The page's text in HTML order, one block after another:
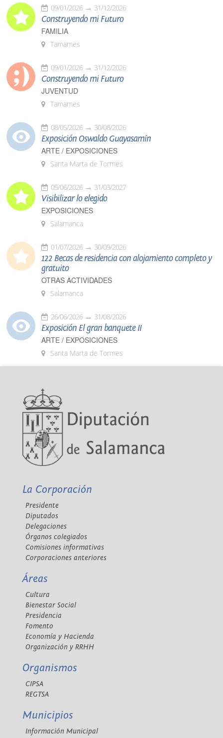
09/01/2026 31/12/2026
Construyendo mi Futuro
FAMILIA
Tamames
09/01/2026 31/12/2026
Construyendo mi Futuro
JUVENTUD
Tamames
08/05/2026 30/08/2026
Exposición Oswaldo Guayasamín
ARTE / EXPOSICIONES
Santa Marta de Tormes
05/06/2026 31/03/2027
Visibilizar lo elegido
EXPOSICIONES
Salamanca
01/07/2026 30/09/2026
122 Becas de residencia con alojamiento completo y
gratuito
OTRAS ACTIVIDADES
Salamanca
26/06/2026 31/08/2026
Exposición El gran banquete II
ARTE / EXPOSICIONES
Santa Marta de Tormes
La Corporación
Presidente
Diputados
Delegaciones
Órganos colegiados
Comisiones informativas
Corporaciones anteriores
Áreas
Cultura
Bienestar Social
Presidencia
Fomento
Economía y Hacienda
Organización y RRHH
Organismos
CIPSA
REGTSA
Municipios
Información Municipal